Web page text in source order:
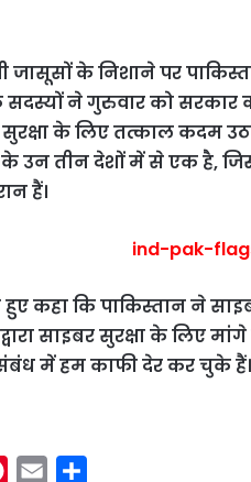
जासूसों के निशाने पर
सदस्यों ने गुरुवार को सरकार
के लिए तत्काल कदम
के उन तीन देशों में से एक है,
हैं।
कहा कि पाकिस्तान ने
द्वारा साइबर सुरक्षा के लिए
में हम काफी देर कर चुके